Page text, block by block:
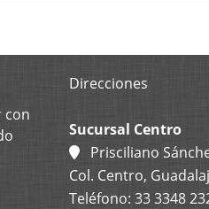
con
Direcciones
Sucursal Centro
Prisciliano
Col. Centro,
Teléfono: 33 3348